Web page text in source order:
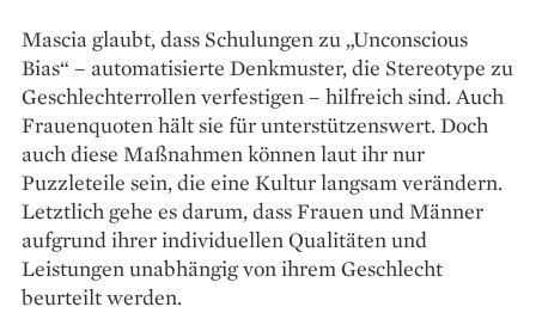
Mascia glaubt, dass Schulungen zu „Unconscious
Bias“ – automatisierte Denkmuster, die Stereotype zu
Geschlechterrollen verfestigen – hilfreich sind. Auch
Frauenquoten hält sie für unterstützenswert. Doch
auch diese Maßnahmen können laut ihr nur
Puzzleteile sein, die eine Kultur langsam verändern.
Letztlich gehe es darum, dass Frauen und Männer
aufgrund ihrer individuellen Qualitäten und
Leistungen unabhängig von ihrem Geschlecht
beurteilt werden.